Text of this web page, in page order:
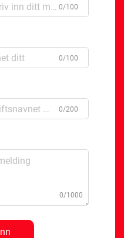
0/100
0/100
0/200
0/1000